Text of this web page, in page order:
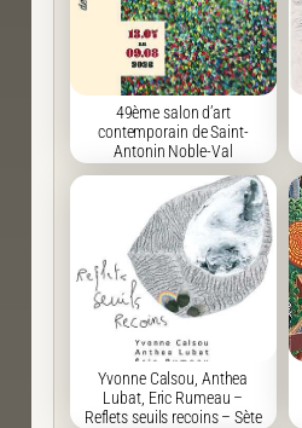
49ème salon d’art
contemporain de Saint-
Antonin Noble-Val
Yvonne Calsou, Anthea
Lubat, Eric Rumeau –
Reflets seuils recoins – Sète